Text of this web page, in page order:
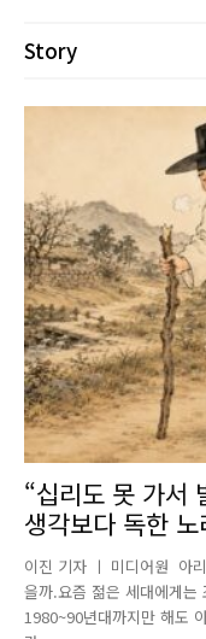
Story
“십리도 못 가서
생각보다 독한
이진 기자 ㅣ 미디어원 아
을까.요즘 젊은 세대에게는
1980~90년대까지만 해도